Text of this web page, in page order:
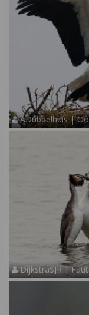
ADubbelhuis |
DijkstraSJR |